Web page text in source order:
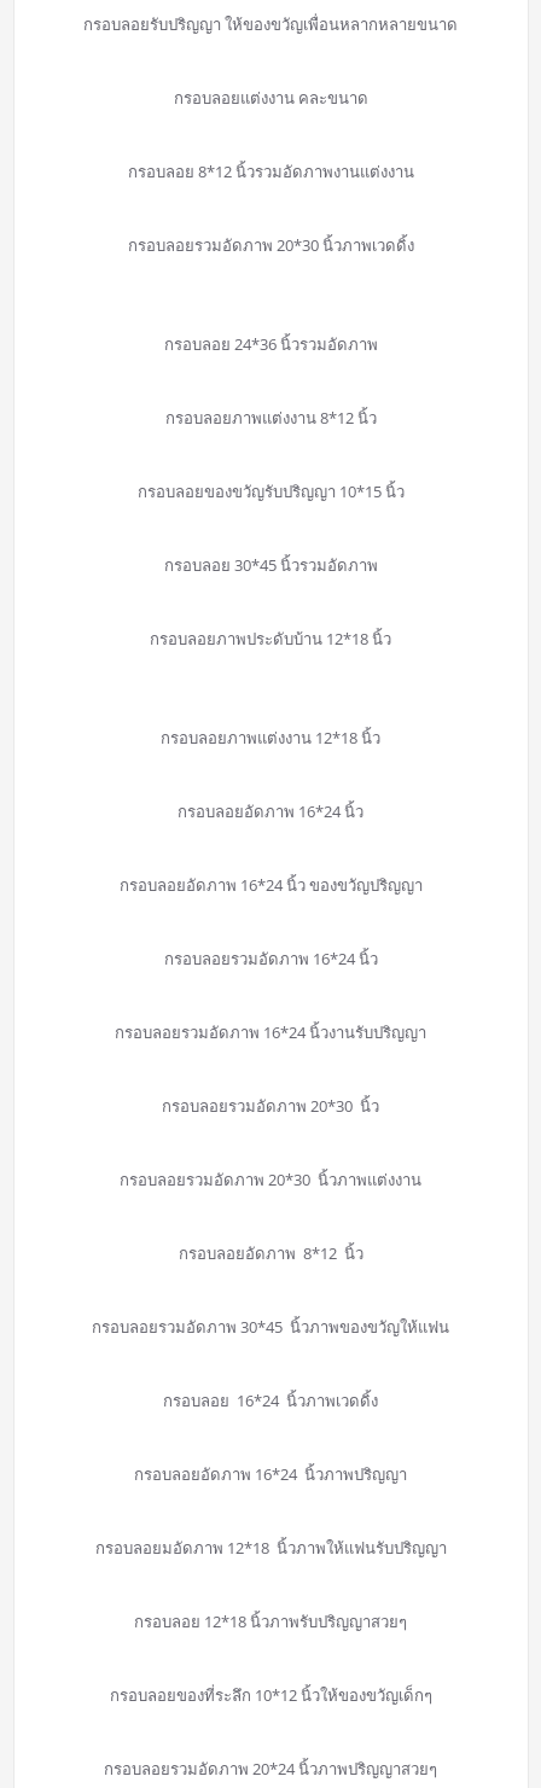
กรอบลอยรับปริญญา ให้ของขวัญเพื่อนหลากหลายขนาด
กรอบลอยแต่งงาน คละขนาด
กรอบลอย 8*12 นิ้วรวมอัดภาพงานแต่งงาน
กรอบลอยรวมอัดภาพ 20*30 นิ้วภาพเวดดิ้ง
กรอบลอย 24*36 นิ้วรวมอัดภาพ
กรอบลอยภาพแต่งงาน 8*12 นิ้ว
กรอบลอยของขวัญรับปริญญา 10*15 นิ้ว
กรอบลอย 30*45 นิ้วรวมอัดภาพ
กรอบลอยภาพประดับบ้าน 12*18 นิ้ว
กรอบลอยภาพแต่งงาน 12*18 นิ้ว
กรอบลอยอัดภาพ 16*24 นิ้ว
กรอบลอยอัดภาพ 16*24 นิ้ว ของขวัญปริญญา
กรอบลอยรวมอัดภาพ 16*24 นิ้ว
กรอบลอยรวมอัดภาพ 16*24 นิ้วงานรับปริญญา
กรอบลอยรวมอัดภาพ 20*30 นิ้ว
กรอบลอยรวมอัดภาพ 20*30 นิ้วภาพแต่งงาน
กรอบลอยอัดภาพ 8*12 นิ้ว
กรอบลอยรวมอัดภาพ 30*45 นิ้วภาพของขวัญให้แฟน
กรอบลอย 16*24 นิ้วภาพเวดดิ้ง
กรอบลอยอัดภาพ 16*24 นิ้วภาพปริญญา
กรอบลอยมอัดภาพ 12*18 นิ้วภาพให้แฟนรับปริญญา
กรอบลอย 12*18 นิ้วภาพรับปริญญาสวยๆ
กรอบลอยของที่ระลึก 10*12 นิ้วให้ของขวัญเด็กๆ
กรอบลอยรวมอัดภาพ 20*24 นิ้วภาพปริญญาสวยๆ